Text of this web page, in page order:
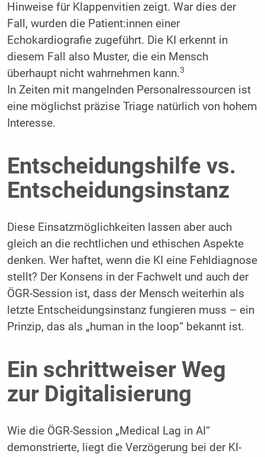
Hinweise für Klappenvitien zeigt. War dies der
Fall, wurden die Patient:innen einer
Echokardiografie zugeführt. Die KI erkennt in
diesem Fall also Muster, die ein Mensch
überhaupt nicht wahrnehmen kann.3
In Zeiten mit mangelnden Personalressourcen ist
eine möglichst präzise Triage natürlich von hohem
Interesse.
Entscheidungshilfe vs.
Entscheidungsinstanz
Diese Einsatzmöglichkeiten lassen aber auch
gleich an die rechtlichen und ethischen Aspekte
denken. Wer haftet, wenn die KI eine Fehldiagnose
stellt? Der Konsens in der Fachwelt und auch der
ÖGR-Session ist, dass der Mensch weiterhin als
letzte Entscheidungsinstanz fungieren muss – ein
Prinzip, das als „human in the loop“ bekannt ist.
Ein schrittweiser Weg
zur Digitalisierung
Wie die ÖGR-Session „Medical Lag in AI“
demonstrierte, liegt die Verzögerung bei der KI-